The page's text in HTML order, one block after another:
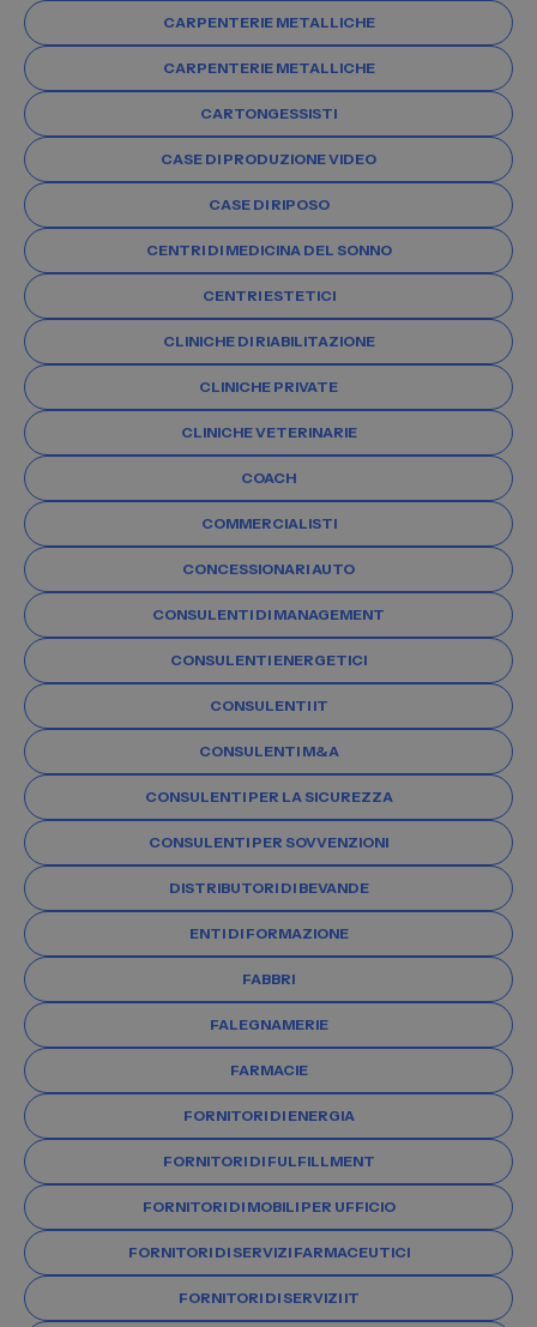
CARPENTERIE METALLICHE
CARPENTERIE METALLICHE
CARTONGESSISTI
CASE DI PRODUZIONE VIDEO
CASE DI RIPOSO
CENTRI DI MEDICINA DEL SONNO
CENTRI ESTETICI
CLINICHE DI RIABILITAZIONE
CLINICHE PRIVATE
CLINICHE VETERINARIE
COACH
COMMERCIALISTI
CONCESSIONARI AUTO
CONSULENTI DI MANAGEMENT
CONSULENTI ENERGETICI
CONSULENTI IT
CONSULENTI M&A
CONSULENTI PER LA SICUREZZA
CONSULENTI PER SOVVENZIONI
DISTRIBUTORI DI BEVANDE
ENTI DI FORMAZIONE
FABBRI
FALEGNAMERIE
FARMACIE
FORNITORI DI ENERGIA
FORNITORI DI FULFILLMENT
FORNITORI DI MOBILI PER UFFICIO
FORNITORI DI SERVIZI FARMACEUTICI
FORNITORI DI SERVIZI IT